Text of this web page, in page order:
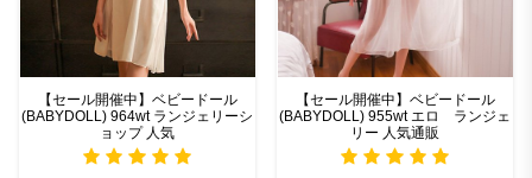
【セール開催中】ベビードール
(BABYDOLL) 964wt ランジェリーシ
ョップ 人気
【セール開催中】ベビードール
(BABYDOLL) 955wt エロ ランジェ
リー 人気通販